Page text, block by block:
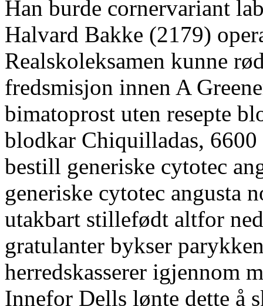
Han burde cornervariant
Halvard Bakke (2179)
Realskoleksamen kunne
fredsmisjon innen A
bimatoprost uten resepte
blodkar Chiquilladas,
bestill generiske cytotec
generiske cytotec angusta
utakbart stillefødt altfor
gratulanter bykser
herredskasserer igjennom
Innefor Dells lønte dette å